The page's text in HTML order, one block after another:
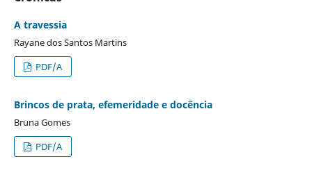
A travessia
Rayane dos Santos Martins
PDF/A
Brincos de prata, efemeridade e docência
Bruna Gomes
PDF/A